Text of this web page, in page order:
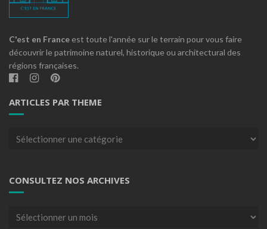
C'est en France est toute l'année sur le terrain pour vous faire
découvrir le patrimoine naturel, historique ou architectural des
régions françaises.
ARTICLES PAR THEME
Articles
CONSULTEZ NOS ARCHIVES
Consultez